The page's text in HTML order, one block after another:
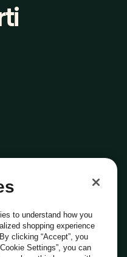
to understand how you
shopping experience
clicking “Accept”, you
Settings”, you can